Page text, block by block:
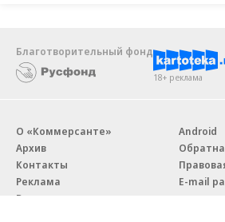
Благотворительный фонд
18+ реклама
О «Коммерсанте»
Архив
Контакты
Реклама
Вакансии
Android
E-mail